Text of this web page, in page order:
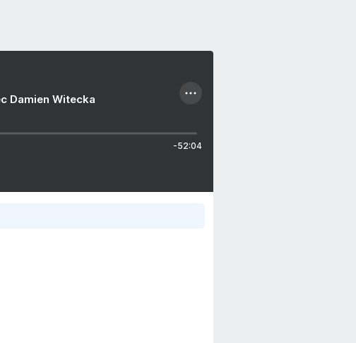
Damien Witecka
-52:04